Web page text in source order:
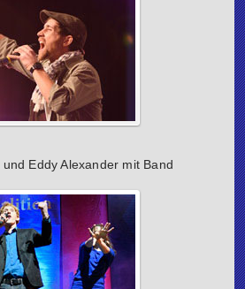
Eddy Alexander mit Band